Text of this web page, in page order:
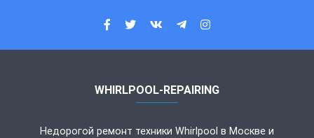
WHIRLPOOL-REPAIRING
Недорогой ремонт техники Whirlpool в Москве и